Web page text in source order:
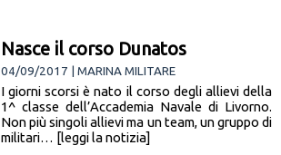
Nasce il corso Dunatos
04/09/2017 | MARINA MILITARE
I giorni scorsi è nato il corso degli allievi della
1^ classe dell’Accademia Navale di Livorno.
Non più singoli allievi ma un team, un gruppo di
militari… [leggi la notizia]